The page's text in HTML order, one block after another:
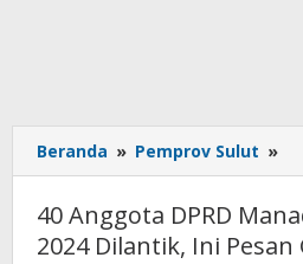
Beranda » Pemprov Sulut »
40 Anggota DPRD
2024 Dilantik, Ini